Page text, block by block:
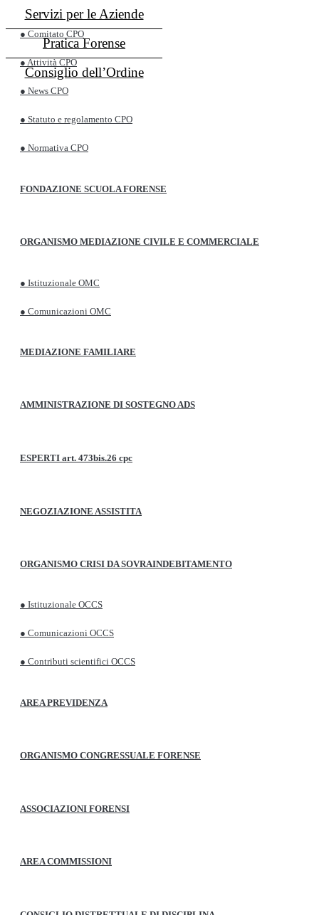
Servizi per le Aziende
Pratica Forense
Consiglio dell’Ordine
● Comitato CPO
● Attività CPO
● News CPO
● Statuto e regolamento CPO
● Normativa CPO
FONDAZIONE SCUOLA FORENSE
ORGANISMO MEDIAZIONE CIVILE E COMMERCIALE
● Istituzionale OMC
● Comunicazioni OMC
MEDIAZIONE FAMILIARE
AMMINISTRAZIONE DI SOSTEGNO ADS
ESPERTI art. 473bis.26 cpc
NEGOZIAZIONE ASSISTITA
ORGANISMO CRISI DA SOVRAINDEBITAMENTO
● Istituzionale OCCS
● Comunicazioni OCCS
● Contributi scientifici OCCS
AREA PREVIDENZA
ORGANISMO CONGRESSUALE FORENSE
ASSOCIAZIONI FORENSI
AREA COMMISSIONI